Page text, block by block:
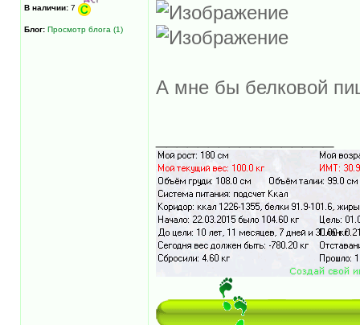
В наличии: 7
Блог: Просмотр блога (1)
А мне бы белковой